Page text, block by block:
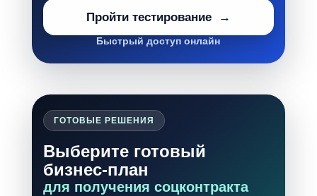
Пройти тестирование
Быстрый доступ онлайн
ГОТОВЫЕ РЕШЕНИЯ
Выберите готовый
бизнес-план
для получения соцконтракта